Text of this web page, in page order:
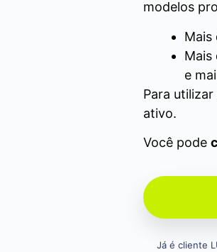
modelos
Mais
Mais
e
Para
ativo.
Você pode
Já é cliente